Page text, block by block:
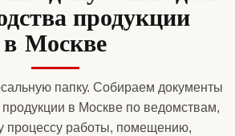
продукции
в Москве
папку. Собираем документы
продукции в Москве по ведомствам,
процессу работы, помещению,